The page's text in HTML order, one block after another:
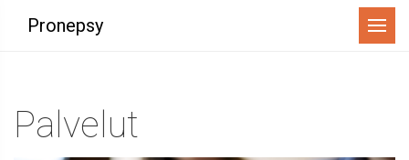
Pronepsy Menu
Palvelut